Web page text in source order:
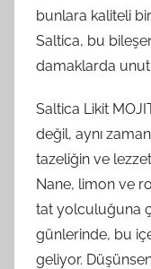
bunlara kaliteli
Saltica, bu
damaklarda
Saltica Likit
değil, aynı
tazeliğin ve
Nane, limon ve
tat yolculuğuna
günlerinde, bu
geliyor.